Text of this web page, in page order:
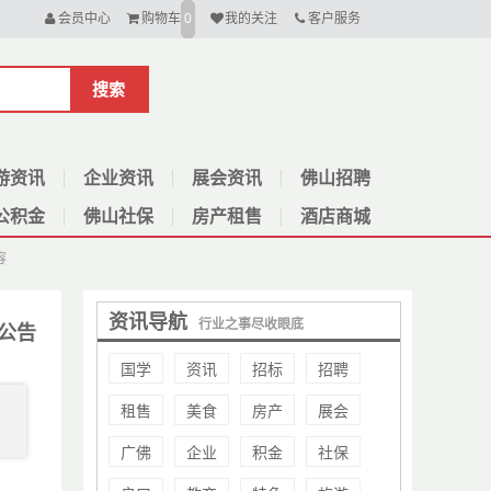
会员中心 购物车 0 我的关注 客户服务
搜索
资讯 企业资讯 展会资讯 佛山招聘
积金 佛山社保 房产租售 酒店商城
资讯导航 行业之事尽收眼底
国学 资讯 招标 招聘
租售 美食 房产 展会
广佛 企业 积金 社保
告